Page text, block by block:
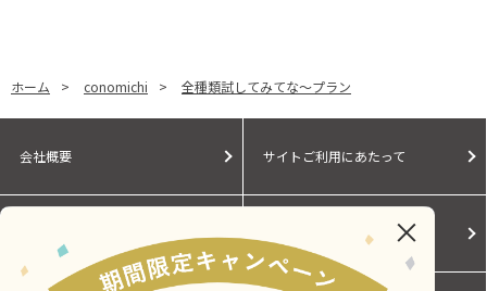
ホーム > conomichi > 全種類試してみてな～プラン
会社概要 サイトご利用にあたって